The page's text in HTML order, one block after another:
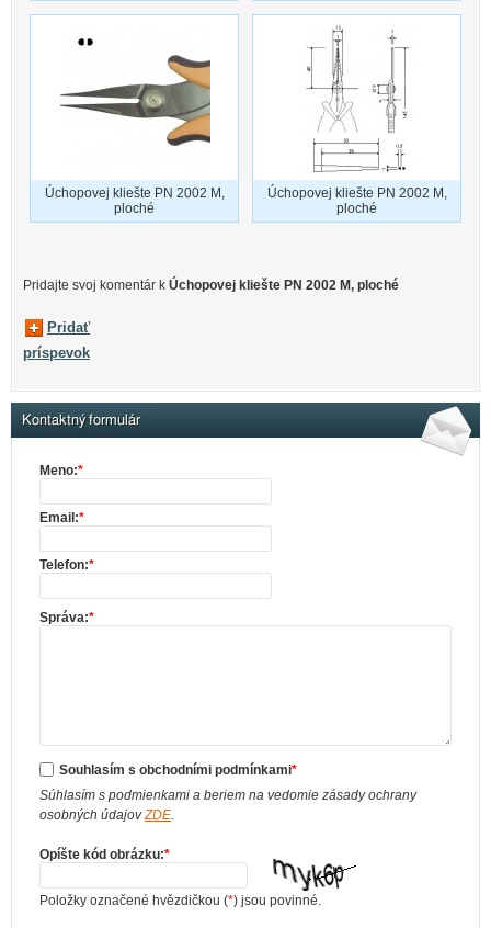
Úchopovej kliešte PN 2002 M,
ploché
Úchopovej kliešte PN 2002 M,
ploché
Pridajte svoj ​​komentár k Úchopovej kliešte PN 2002 M, ploché
Pridať
príspevok
Kontaktný formulár
Meno:*
Email:*
Telefon:*
Správa:*
Souhlasím s obchodními podmínkami*
Súhlasím s podmienkami a beriem na vedomie zásady ochrany
osobných údajovZDE.
Opíšte kód obrázku:*
Položky označené hvězdičkou (*) jsou povinné.